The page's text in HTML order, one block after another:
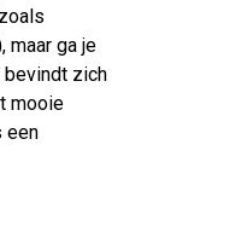
maar ga je
bevindt zich
mooie
een